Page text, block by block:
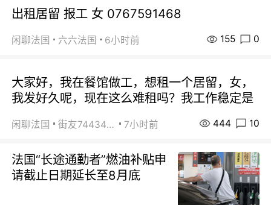
出租居留 报工 女 0767591468
闲聊法国 六六法国 6小时前 155 0
大家好，我在餐馆做工，想租一个居留，女，
我发好久呢，现在这么难租吗？我工作稳定是
闲聊法国 街友74434350 7小时前 444 10
法国“长途通勤者”燃油补贴申
请截止日期延长至8月底